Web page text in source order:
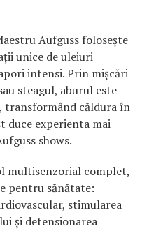
Aufguss folosește
unice de uleiuri
intensi. Prin mișcări
steagul, aburul este
căldura în
duce experienta mai
shows.
multisenzorial complet,
pentru sănătate:
stimularea
și detensionarea